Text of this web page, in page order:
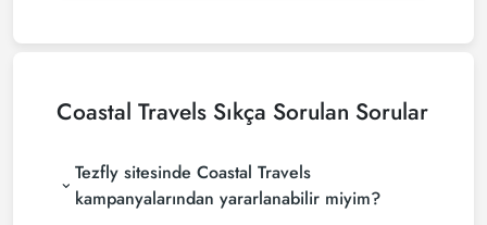
Coastal Travels Sıkça Sorulan Sorular
Tezfly sitesinde Coastal Travels
kampanyalarından yararlanabilir miyim?